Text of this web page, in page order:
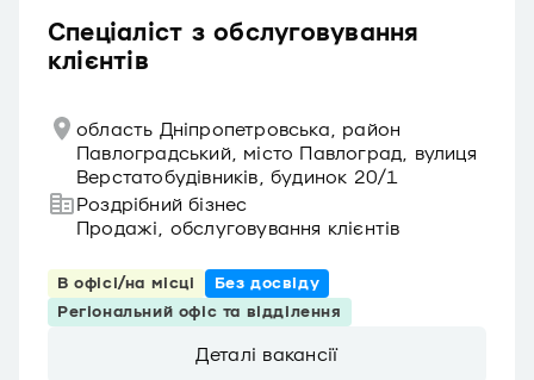
Спеціаліст з обслуговування
клієнтів
область Дніпропетровська, район
Павлоградський, місто Павлоград, вулиця
Верстатобудівників, будинок 20/1
Роздрібний бізнес
Продажі, обслуговування клієнтів
В офісі/на місці
Без досвіду
Регіональний офіс та відділення
Деталі вакансії